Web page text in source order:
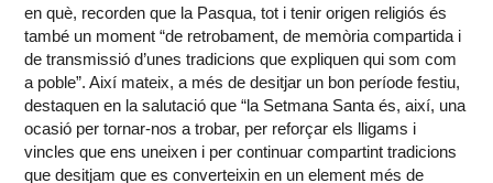
en què, recorden que la Pasqua, tot i tenir origen religiós és
també un moment “de retrobament, de memòria compartida i
de transmissió d’unes tradicions que expliquen qui som com
a poble”. Així mateix, a més de desitjar un bon període festiu,
destaquen en la salutació que “la Setmana Santa és, així, una
ocasió per tornar-nos a trobar, per reforçar els lligams i
vincles que ens uneixen i per continuar compartint tradicions
que desitjam que es converteixin en un element més de